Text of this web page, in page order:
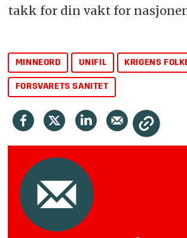
takk for din vakt for
MINNEORD UNIFIL KRIGENS
FORSVARETS SANITET